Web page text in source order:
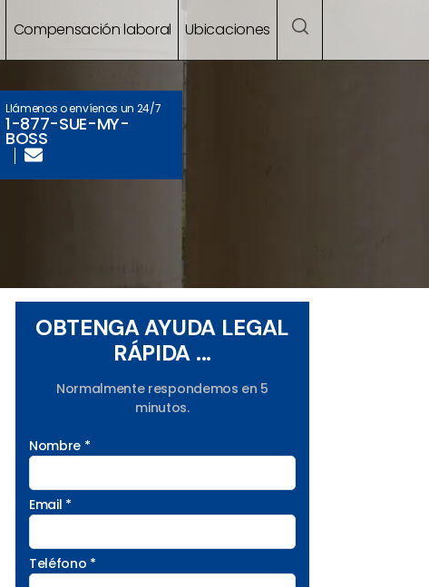
Compensación laboral Ubicaciones
Llámenos o envíenos un 24/7
1-877-SUE-MY-
BOSS
OBTENGA AYUDA LEGAL
RÁPIDA ...
Normalmente respondemos en 5
minutos.
Nombre *
Email *
Teléfono *